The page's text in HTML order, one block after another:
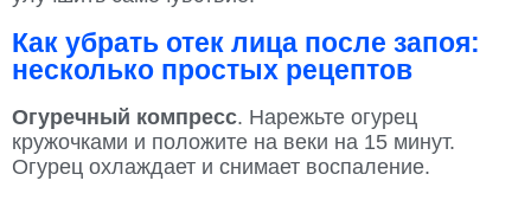
Как убрать отек лица после запоя:
несколько простых рецептов
Огуречный компресс. Нарежьте огурец
кружочками и положите на веки на 15 минут.
Огурец охлаждает и снимает воспаление.